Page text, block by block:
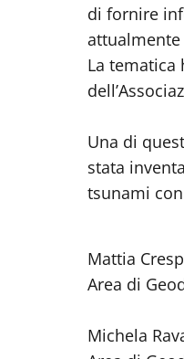
di fornire
La
Una di
stata
tsunami con
Mattia
Area di
Michela